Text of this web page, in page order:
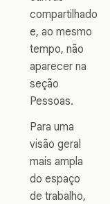
compartilhado
e, ao mesmo
tempo, não
aparecer na
seção
Pessoas.
Para uma
visão geral
mais ampla
do espaço
de trabalho,